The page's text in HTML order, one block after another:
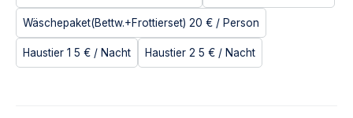
Wäschepaket(Bettw.+Frottierset) 20 € / Person
Haustier 1 5 € / Nacht Haustier 2 5 € / Nacht